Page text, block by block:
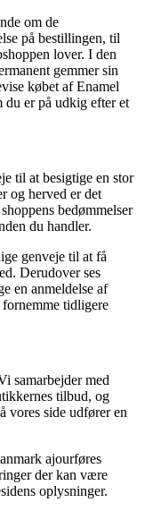
om de
på bestillingen, til
lover. I den
gemmer sin
købet af Enamel
er på udkig efter et
til at besigtige en stor
og herved er det
bedømmelser
du handler.
genveje til at få
Derudover ses
en anmeldelse af
tidligere
samarbejder med
tilbud, og
vores side udfører en
ajourføres
der kan være
oplysninger.